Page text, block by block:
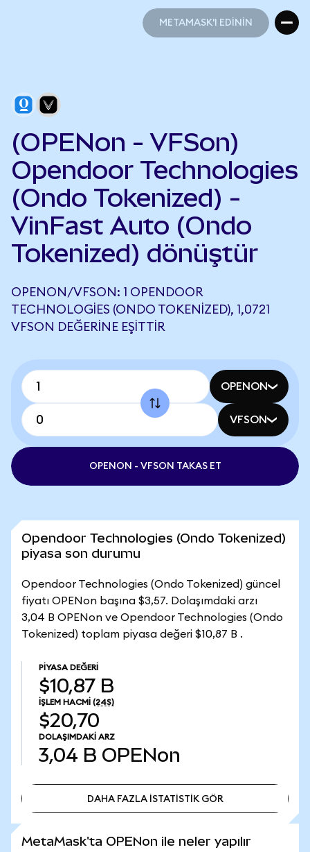
METAMASK'I EDİNİN
(OPENon - VFSon)
Opendoor Technologies
(Ondo Tokenized) -
VinFast Auto (Ondo
Tokenized) dönüştür
OPENON/VFSON: 1 OPENDOOR
TECHNOLOGIES (ONDO TOKENIZED), 1,0721
VFSON DEĞERINE EŞITTIR
OPENON
VFSON
OPENON - VFSON TAKAS ET
Opendoor Technologies (Ondo Tokenized)
piyasa son durumu
Opendoor Technologies (Ondo Tokenized) güncel
fiyatı OPENon başına $3,57. Dolaşımdaki arzı
3,04 B OPENon ve Opendoor Technologies (Ondo
Tokenized) toplam piyasa değeri $10,87 B .
PIYASA DEĞERI
$10,87 B
İŞLEM HACMI (24S)
$20,70
DOLAŞIMDAKI ARZ
3,04 B OPENon
DAHA FAZLA İSTATİSTİK GÖR
MetaMask'ta OPENon ile neler yapılır